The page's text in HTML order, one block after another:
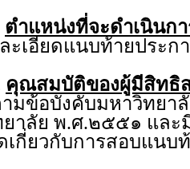
ตำแหน่งที่จะดำเนินก
ะเอียดแนบท้ายประก
คุณสมบัติของผู้มีสิทธิ
มข้อบังคับมหาวิทยา
าลัย พ.ศ.๒๕๕๑ และ
เกี่ยวกับการสอบแนบ